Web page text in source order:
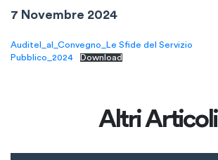
7 Novembre 2024
Auditel_al_Convegno_Le Sfide del Servizio
Pubblico_2024
Download
Altri Articoli